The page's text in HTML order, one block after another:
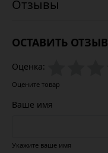
ОСТАВИТЬ ОТЗЫВ
Оценка:
Оцените товар
Ваше имя
Укажите ваше имя